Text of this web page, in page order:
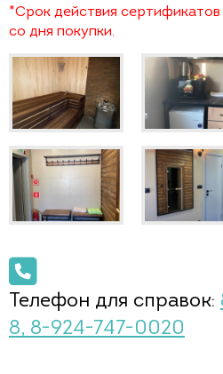
*Срок действия
со дня покупки.
Телефон для справок:
8, 8-924-747-0020